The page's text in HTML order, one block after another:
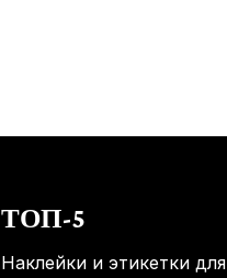
ТОП-5
Наклейки и этикетки для